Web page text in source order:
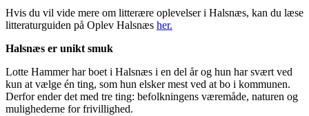
Hvis du vil vide mere om litterære oplevelser i Halsnæs, kan du læse
litteraturguiden på Oplev Halsnæs her.
Halsnæs er unikt smuk
Lotte Hammer har boet i Halsnæs i en del år og hun har svært ved
kun at vælge én ting, som hun elsker mest ved at bo i kommunen.
Derfor ender det med tre ting: befolkningens væremåde, naturen og
mulighederne for frivillighed.